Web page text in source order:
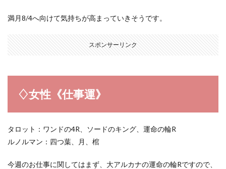
満月8/4へ向けて気持ちが高まっていきそうです。
スポンサーリンク
♢女性《仕事運》
タロット：ワンドの4R、ソードのキング、運命の輪R
ルノルマン：四つ葉、月、棺
今週のお仕事に関してはまず、大アルカナの運命の輪Rですので、